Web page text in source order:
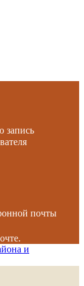
запись
почты
и